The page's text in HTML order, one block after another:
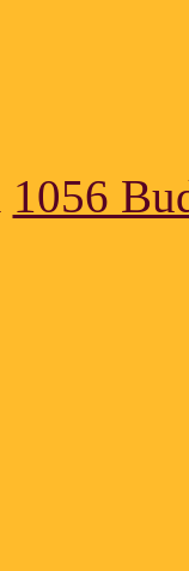
1056